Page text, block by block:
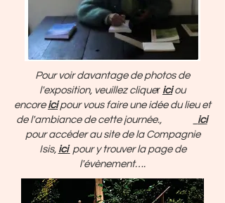
Pour voir davantage de photos de
l'exposition, veuillez cliquer ici ou
encore icipour vous faire une idée du lieu et
de l'ambiance de cette journée.,
ici
pour accéder au site de la Compagnie
Isis, ici pour y trouver la page de
l'évènement….